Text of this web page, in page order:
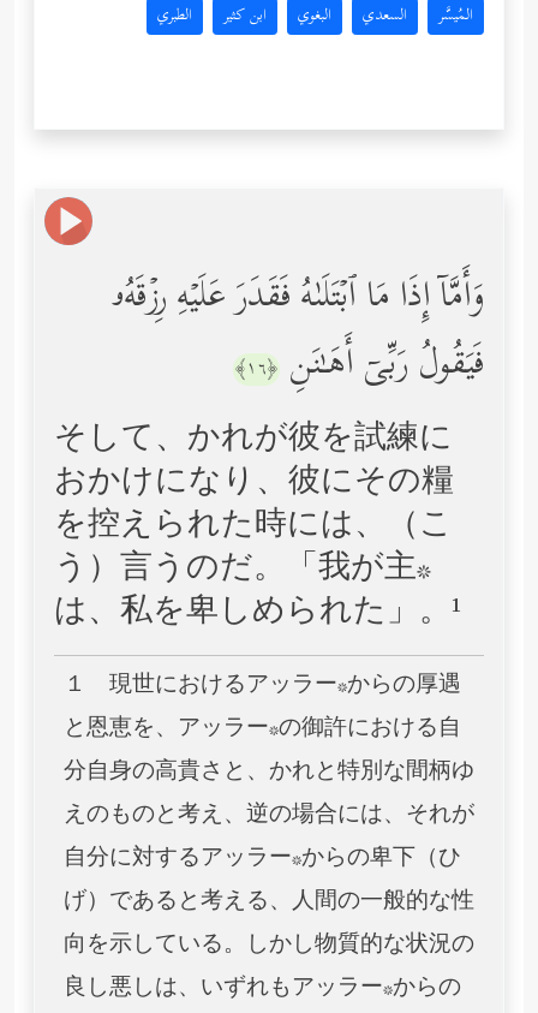
المُيسَّر السعدي البغوي ابن كثير الطبري
وَأَمَّاۤ إِذَا مَا ٱبۡتَلَىٰهُ فَقَدَرَ عَلَیۡهِ رِزۡقَهُۥ
فَیَقُولُ رَبِّیۤ أَهَـٰنَنِ ﴿١٦﴾
そして、かれが彼を試練に
おかけになり、彼にその糧
を控えられた時には、（こ
う）言うのだ。「我が主*
は、私を卑しめられた」。¹
１ 現世におけるアッラー*からの厚遇
と恩恵を、アッラー*の御許における自
分自身の高貴さと、かれと特別な間柄ゆ
えのものと考え、逆の場合には、それが
自分に対するアッラー*からの卑下（ひ
げ）であると考える、人間の一般的な性
向を示している。しかし物質的な状況の
良し悪しは、いずれもアッラー*からの